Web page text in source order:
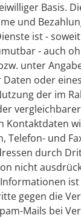
Basis.
und
ist -
- auch
unter
oder
der im
Kontaktdaten
Telefon- und
durch
nicht
gegen die
Mails bei